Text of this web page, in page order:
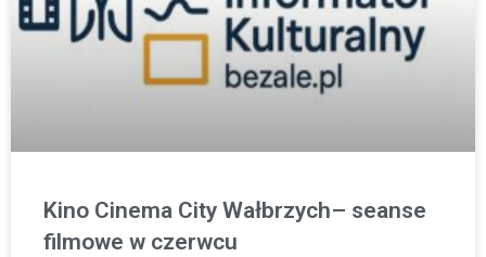
Kino Cinema City Wałbrzych– seanse
filmowe w czerwcu